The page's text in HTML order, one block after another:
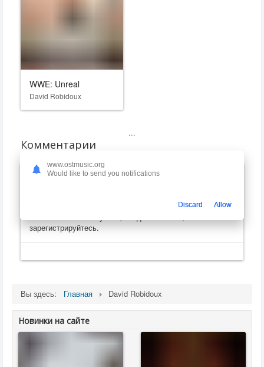
WWE: Unreal
David Robidoux
...
Комментарии
оценивать, оставлять комментарии, создавать
зарегистрируйтесь.
Вы здесь: Главная David Robidoux
Новинки на сайте
www.ostmusic.org
Would like to send you notifications
Discard Allow